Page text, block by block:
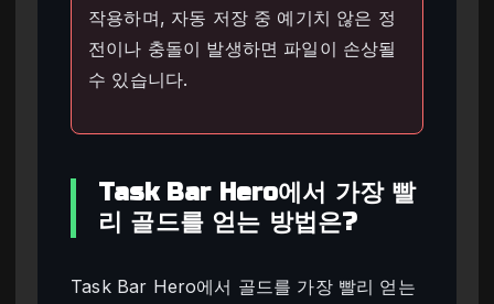
작용하며, 자동 저장 중 예기치 않은 정
전이나 충돌이 발생하면 파일이 손상될
수 있습니다.
Task Bar Hero에서 가장 빨
리 골드를 얻는 방법은?
Task Bar Hero에서 골드를 가장 빨리 얻는